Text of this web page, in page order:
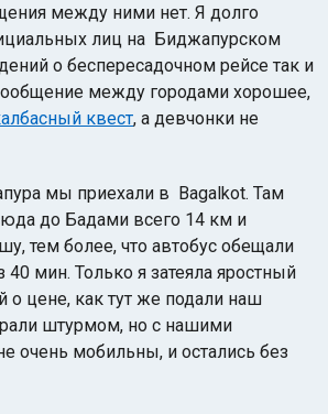
Индийский океан
между ними нет. Я долго
лиц на Биджапурском
о беспересадочном рейсе так и
между городами хорошее,
квест, а девчонки не
мы приехали в Bagalkot. Там
до Бадами всего 14 км и
тем более, что автобус обещали
40 мин. Только я затеяла яростный
о цене, как тут же подали наш
штурмом, но с нашими
очень мобильны, и остались без